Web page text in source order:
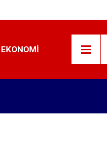
EKONOMI